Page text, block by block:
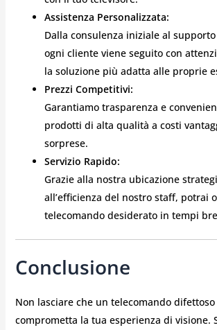
Assistenza Personalizzata:
Dalla consulenza iniziale al
ogni cliente viene seguito con
la soluzione più adatta alle proprie
Prezzi Competitivi:
Garantiamo trasparenza e
prodotti di alta qualità a costi
sorprese.
Servizio Rapido:
Grazie alla nostra ubicazione
all’efficienza del nostro staff, potrai
telecomando desiderato in tempi
Conclusione
Non lasciare che un telecomando
comprometta la tua esperienza di visione.